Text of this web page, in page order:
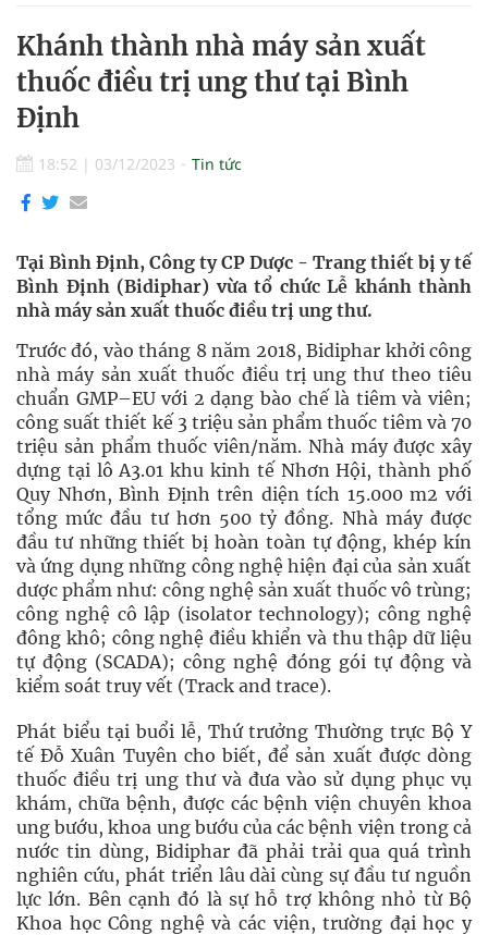
Khánh thành nhà máy sản xuất
thuốc điều trị ung thư tại Bình
Định
18:52 | 03/12/2023 Tin tức
Tại Bình Định, Công ty CP Dược - Trang thiết bị y tế
Bình Định (Bidiphar) vừa tổ chức Lễ khánh thành
nhà máy sản xuất thuốc điều trị ung thư.
Trước đó, vào tháng 8 năm 2018, Bidiphar khởi công
nhà máy sản xuất thuốc điều trị ung thư theo tiêu
chuẩn GMP–EU với 2 dạng bào chế là tiêm và viên;
công suất thiết kế 3 triệu sản phẩm thuốc tiêm và 70
triệu sản phẩm thuốc viên/năm. Nhà máy được xây
dựng tại lô A3.01 khu kinh tế Nhơn Hội, thành phố
Quy Nhơn, Bình Định trên diện tích 15.000 m2 với
tổng mức đầu tư hơn 500 tỷ đồng. Nhà máy được
đầu tư những thiết bị hoàn toàn tự động, khép kín
và ứng dụng những công nghệ hiện đại của sản xuất
dược phẩm như: công nghệ sản xuất thuốc vô trùng;
công nghệ cô lập (isolator technology); công nghệ
đông khô; công nghệ điều khiển và thu thập dữ liệu
tự động (SCADA); công nghệ đóng gói tự động và
kiểm soát truy vết (Track and trace).
Phát biểu tại buổi lễ, Thứ trưởng Thường trực Bộ Y
tế Đỗ Xuân Tuyên cho biết, để sản xuất được dòng
thuốc điều trị ung thư và đưa vào sử dụng phục vụ
khám, chữa bệnh, được các bệnh viện chuyên khoa
ung bướu, khoa ung bướu của các bệnh viện trong cả
nước tin dùng, Bidiphar đã phải trải qua quá trình
nghiên cứu, phát triển lâu dài cùng sự đầu tư nguồn
lực lớn. Bên cạnh đó là sự hỗ trợ không nhỏ từ Bộ
Khoa học Công nghệ và các viện, trường đại học y